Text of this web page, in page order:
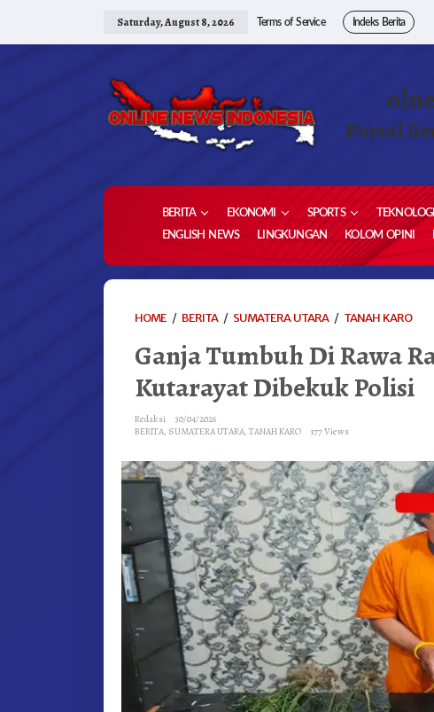
Saturday, August 8, 2026 Terms of Service Indeks Berita
Portal
BERITA EKONOMI SPORTS
ENGLISH NEWS
LINGKUNGAN KOLOM OPINI
HOME / BERITA / SUMATERA UTARA / TANAH KARO
DI
RAWA
Ganja Tumbuh Di Rawa
Kutarayat Dibekuk Polisi
Redaksi
30/04/2026
BERITA, SUMATERA UTARA,TANAH KARO 177 Views